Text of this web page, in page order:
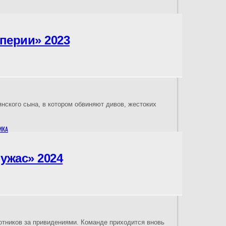
2023
сына, в котором обвиняют дивов, жестоких
2024
за привидениями. Команде приходится вновь